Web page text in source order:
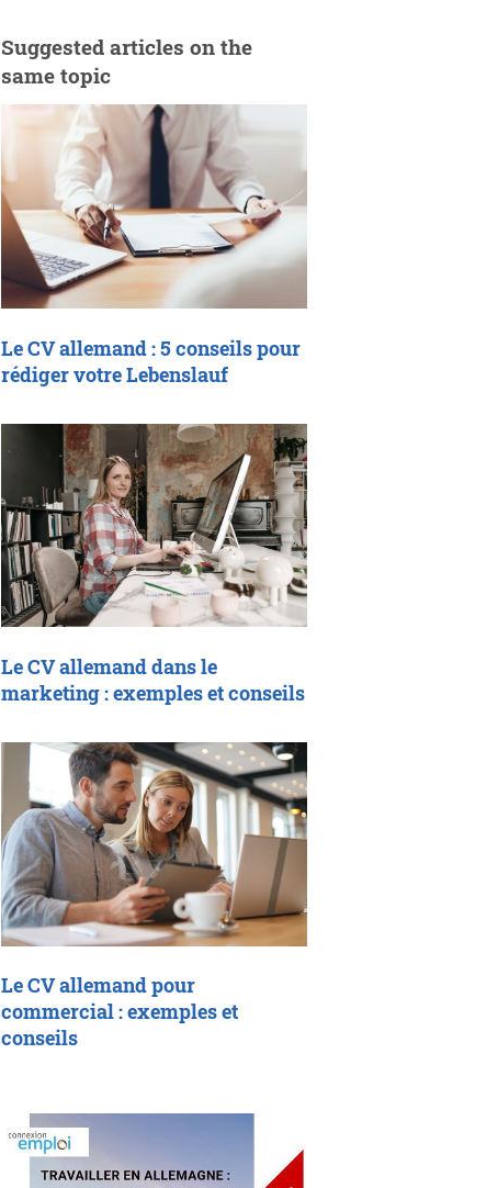
Suggested articles on the
same topic
Le CV allemand : 5 conseils pour
rédiger votre Lebenslauf
Le CV allemand dans le
marketing : exemples et conseils
Le CV allemand pour
commercial : exemples et
conseils